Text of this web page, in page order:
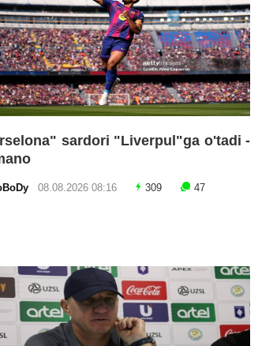
sardori "Liverpul"ga o'tadi -
08.08.2026 08:16 309 47